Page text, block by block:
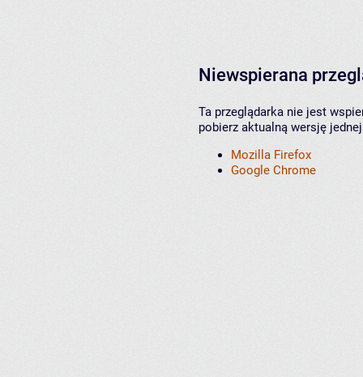
Niewspierana
Ta przeglądarka nie jest
pobierz aktualną wersję
Mozilla Firefox
Google Chrome